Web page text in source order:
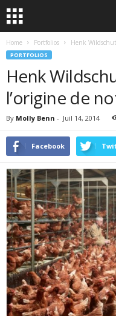
Home Portfolios Henk
PORTFOLIOS
Henk
l’origine de
By Molly Benn - Juil 14, 2014
Facebook